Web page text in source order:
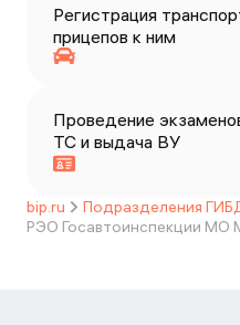
Регистрация
прицепов к ним
Проведение
ТС и выдача ВУ
bip.ru
Подразделения